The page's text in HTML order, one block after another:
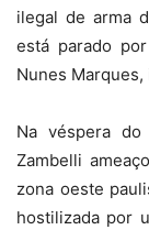
ilegal de arma
está parado
Nunes
Na véspera
Zambelli
zona oeste
hostilizada por